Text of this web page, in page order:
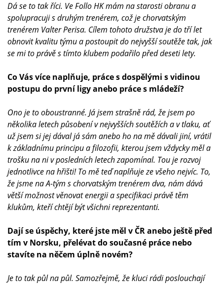
Dá se to tak říci. Ve Follo HK mám na starosti obranu a
spolupracuji s druhým trenérem, což je chorvatským
trenérem Valter Perisa. Cílem tohoto družstva je do tří let
obnovit kvalitu týmu a postoupit do nejvyšší soutěže tak, jak
se mi to právě s tímto klubem podařilo před deseti lety.
Co Vás více naplňuje, práce s dospělými s vidinou
postupu do první ligy anebo práce s mládeží?
Ono je to oboustranné. Já jsem strašně rád, že jsem po
několika letech působení v nejvyšších soutěžích a v tlaku, ať
už jsem si jej dával já sám anebo ho na mě dávali jiní, vrátil
k základnímu principu a filozofii, kterou jsem vždycky měl a
trošku na ni v posledních letech zapomínal. Tou je rozvoj
jednotlivce na hřišti! To mě teď naplňuje ze všeho nejvíc. To,
že jsme na A-tým s chorvatským trenérem dva, nám dává
větší možnost věnovat energii a specifikaci právě těm
klukům, kteří chtějí být všichni reprezentanti.
Dají se úspěchy, které jste měl v ČR anebo ještě před
tím v Norsku, přelévat do současné práce nebo
stavíte na něčem úplně novém?
Je to tak půl na půl. Samozřejmě, že kluci rádi poslouchají